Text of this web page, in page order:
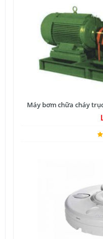
Máy bơm chữa cháy